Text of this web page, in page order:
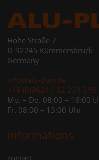
Hohe Straße 7
D-92245 Kümmersbruck
Germany
info@alu-plan.de
+49 (0)9624 / 92 234 345
Mo. – Do. 08:00 – 16:00
Fr. 08:00 – 13:00 Uhr
informations
Skip
contact